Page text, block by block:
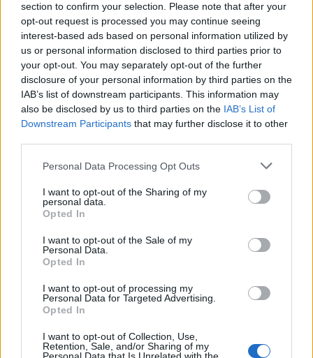
section to confirm your selection. Please note that after your
opt-out request is processed you may continue seeing
interest-based ads based on personal information utilized by
us or personal information disclosed to third parties prior to
your opt-out. You may separately opt-out of the further
disclosure of your personal information by third parties on the
IAB’s list of downstream participants. This information may
also be disclosed by us to third parties on the IAB’s List of
Downstream Participants that may further disclose it to other
Personal Data Processing Opt Outs
I want to opt-out of the Sharing of my
personal data.
Opted In
I want to opt-out of the Sale of my
Personal Data.
Opted In
I want to opt-out of processing my
Personal Data for Targeted Advertising.
Opted In
I want to opt-out of Collection, Use,
Retention, Sale, and/or Sharing of my
η Μαίρη. Έπεφτε συχνά αλλά δεν είχε
πάθει κακό. Το τελικό ήταν την
Κυριακή το βράδυ. Ήμουν στο
μοναστήρι του Αγίου Κυπριανού στον
Βόλο. Της είχα μιλήσει γιατί είχαμε
υποστεί καταστροφές από τις
πλημμύρες. Μου ζήτησε να δω τις
ζημιές και να της πω», συμπλήρωσε.
«Ήταν η ώρα που “έφευγε” η ψυχή
Ήρθα στον Άγιο Κυπριανό να φτιάξω
και μου λέει: «γέροντα άναψε και για